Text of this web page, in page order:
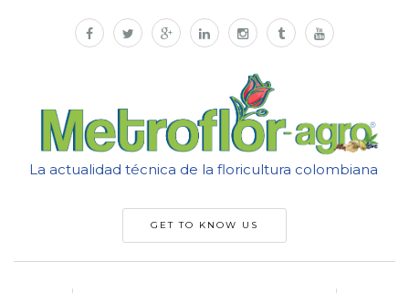
La actualidad técnica de la floricultura colombiana
GET TO KNOW US